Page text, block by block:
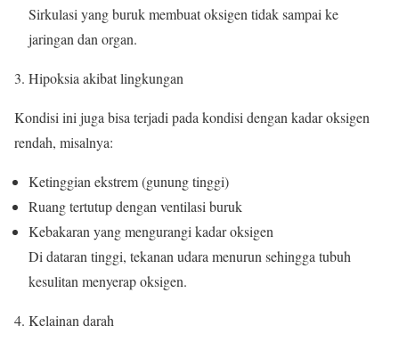
Sirkulasi yang buruk membuat oksigen tidak sampai ke
jaringan dan organ.
Hipoksia akibat lingkungan
Kondisi ini juga bisa terjadi pada kondisi dengan kadar oksigen
rendah, misalnya:
Ketinggian ekstrem (gunung tinggi)
Ruang tertutup dengan ventilasi buruk
Kebakaran yang mengurangi kadar oksigen
Di dataran tinggi, tekanan udara menurun sehingga tubuh
kesulitan menyerap oksigen.
Kelainan darah